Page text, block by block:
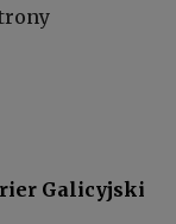
Galicyjski